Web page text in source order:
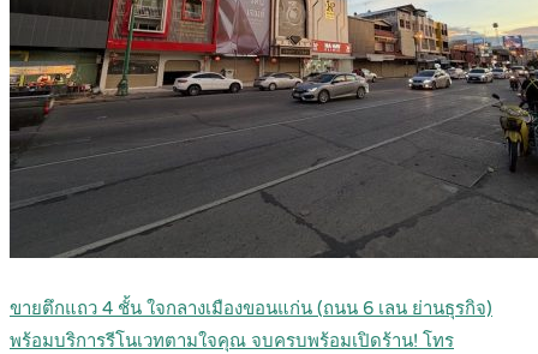
ขายตึกแถว 4 ชั้น ใจกลางเมืองขอนแก่น (ถนน 6 เลน ย่านธุรกิจ)
พร้อมบริการรีโนเวทตามใจคุณ จบครบพร้อมเปิดร้าน! โทร